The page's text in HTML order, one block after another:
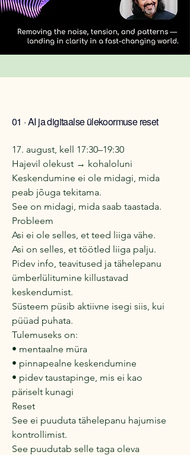
01 · AI ja digitaalse ülekoormuse reset
17. august, kell 17:30–19:30
Hajevil olekust → kohaloluni
Keskendumine ei ole midagi, mida
peab jõuga tekitama.
See on midagi, mida saab taastada.
Probleem
Asi ei ole selles, et teed liiga vähe.
Asi on selles, et töötled liiga palju.
Pidev info, teavitused ja tähelepanu
ümberlülitumine killustavad
keskendumist.
Süsteem püsib aktiivne isegi siis, kui
püüad puhata.
Tulemuseks on:
• mentaalne müra
• pinnapealne keskendumine
• pidev taustapinge, mis ei kao
päriselt kunagi
Reset
See ei puuduta tähelepanu hajumise
kontrollimist.
See puudutab selle taga oleva